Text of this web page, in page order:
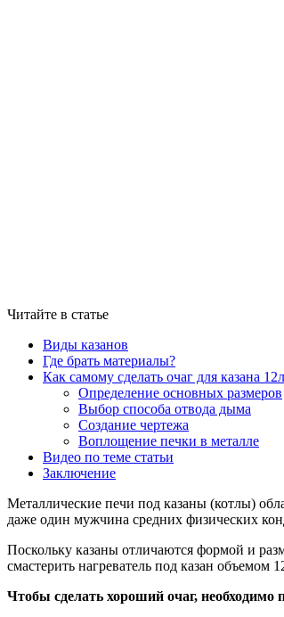
Читайте в статье
Виды казанов
Где брать материалы?
Как самому сделать очаг для казана
Определение основных размеров
Выбор способа отвода дыма
Создание чертежа
Воплощение печки в металле
Видео по теме статьи
Заключение
Металлические печи под казаны (котлы)
даже один мужчина средних физических
Поскольку казаны отличаются формой и
смастерить нагреватель под казан объемом
Чтобы сделать хороший очаг, необходимо